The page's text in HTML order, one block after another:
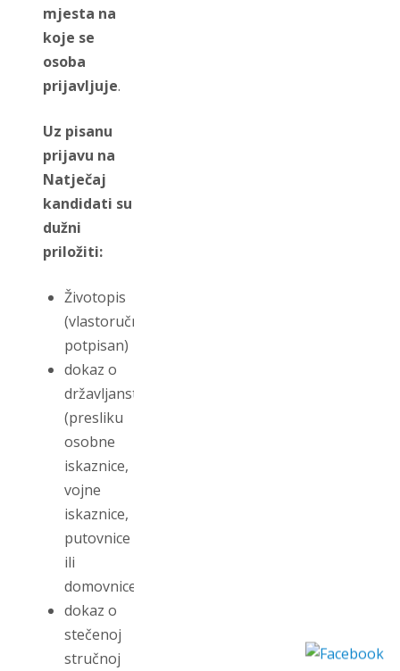
mjesta na
koje se
osoba
prijavljuje.
Uz pisanu
prijavu na
Natječaj
kandidati su
dužni
priložiti:
Životopis
(vlastoručno
potpisan)
dokaz o
državljanstvu
(presliku
osobne
iskaznice,
vojne
iskaznice,
putovnice
ili
domovnice)
dokaz o
stečenoj
stručnoj